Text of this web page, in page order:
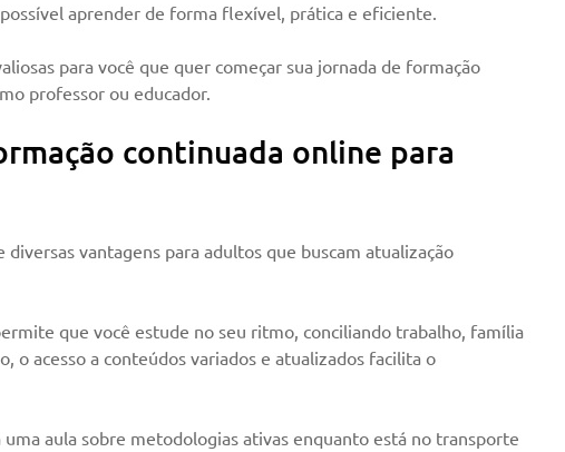
aprender de forma flexível, prática e eficiente.
para você que quer começar sua jornada de formação
professor ou educador.
continuada online para
vantagens para adultos que buscam atualização
que você estude no seu ritmo, conciliando trabalho, família
o acesso a conteúdos variados e atualizados facilita o
aula sobre metodologias ativas enquanto está no transporte